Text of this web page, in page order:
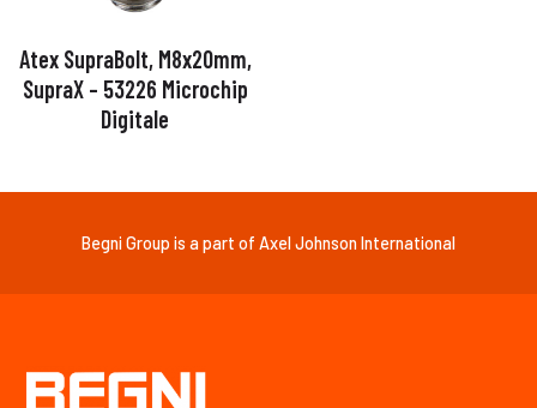
Atex SupraBolt, M8x20mm,
SupraX – 53226 Microchip
Digitale
Begni Group is a part of Axel Johnson International